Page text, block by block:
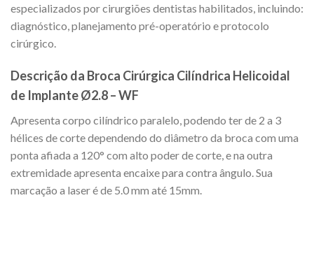
especializados por cirurgiões dentistas habilitados, incluindo:
diagnóstico, planejamento pré-operatório e protocolo
cirúrgico.
Descrição da Broca Cirúrgica Cilíndrica Helicoidal
de Implante Ø2.8 – WF
Apresenta corpo cilíndrico paralelo, podendo ter de 2 a 3
hélices de corte dependendo do diâmetro da broca com uma
ponta afiada a 120° com alto poder de corte, e na outra
extremidade apresenta encaixe para contra ângulo. Sua
marcação a laser é de 5.0 mm até 15mm.